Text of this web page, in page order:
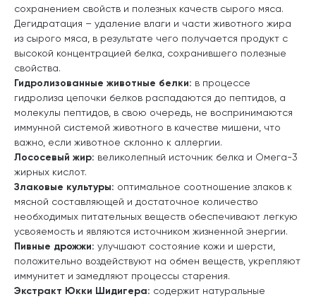
сохранением свойств и полезных качеств сырого мяса.
Дегидратация – удаление влаги и части животного жира
из сырого мяса, в результате чего получается продукт с
высокой концентрацией белка, сохранившего полезные
свойства.
Гидролизованные животные белки: в процессе
гидролиза цепочки белков распадаются до пептидов, а
молекулы пептидов, в свою очередь, не воспринимаются
иммунной системой животного в качестве мишени, что
важно, если животное склонно к аллергии.
Лососевый жир: великолепный источник белка и Омега-3
жирных кислот.
Злаковые культуры: оптимальное соотношение злаков к
мясной составляющей и достаточное количество
необходимых питательных веществ обеспечивают легкую
усвояемость и являются источником жизненной энергии.
Пивные дрожжи: улучшают состояние кожи и шерсти,
положительно воздействуют на обмен веществ, укрепляют
иммунитет и замедляют процессы старения.
Экстракт Юкки Шидигера: содержит натуральные